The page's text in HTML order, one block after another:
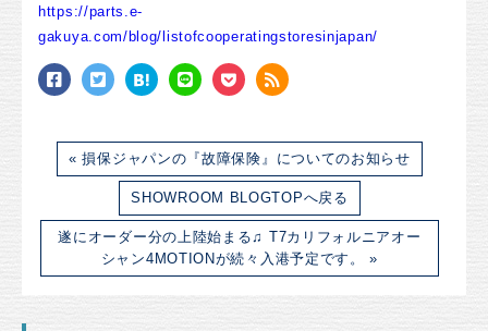
https://parts.e-
gakuya.com/blog/listofcooperatingstoresinjapan/
« 損保ジャパンの『故障保険』についてのお知らせ
SHOWROOM BLOGTOPへ戻る
遂にオーダー分の上陸始まる♫ T7カリフォルニアオー
シャン4MOTIONが続々入港予定です。 »